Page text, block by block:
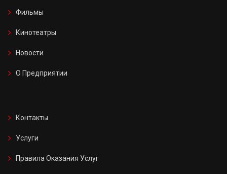
Фильмы
Кинотеатры
Новости
О Предприятии
Контакты
Услуги
Правила Оказания Услуг